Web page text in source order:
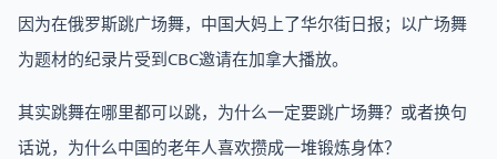
因为在俄罗斯跳广场舞，中国大妈上了华尔街日报；以广场舞
为题材的纪录片受到CBC邀请在加拿大播放。
其实跳舞在哪里都可以跳，为什么一定要跳广场舞？或者换句
话说，为什么中国的老年人喜欢攒成一堆锻炼身体？